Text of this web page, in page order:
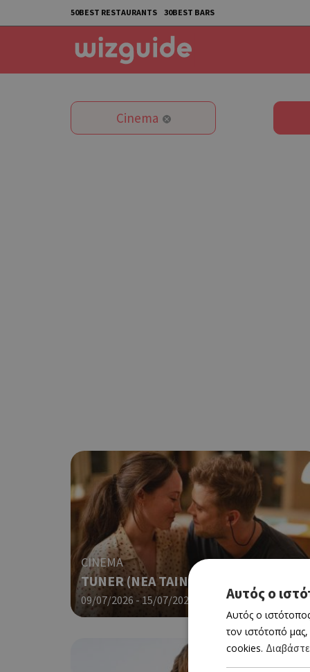
50BEST RESTAURANTS 30BEST BARS
Cinema
CINEMA
TUNER (ΝΕΑ ΤΑΙΝΙΑ)
09/07/2026 - 15/07/2026 Αυτός ο
Αυτός ο
τον ιστότοπό
cookies.